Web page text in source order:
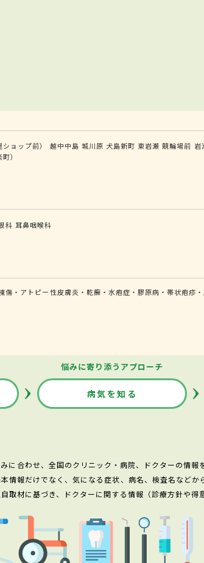
ョップ前） 越中中島 城川原 犬島新町 東岩瀬 競輪場前 岩
）
科 耳鼻咽喉科
・アトピー性皮膚炎・乾癬・水疱症・膠原病・帯状疱疹
悩みに寄り添うアプローチ
病気を知る
に合わせ、全国のクリニック・病院、ドクターの情報
情報だけでなく、気になる症状、病名、検査名などか
取材に基づき、ドクターに関する情報（診療方針や得